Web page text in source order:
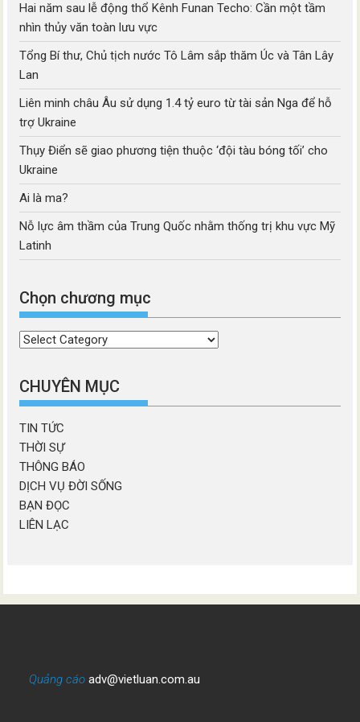
Hai năm sau lễ động thổ Kênh Funan Techo: Cần một tầm
nhìn thủy văn toàn lưu vực
Tổng Bí thư, Chủ tịch nước Tô Lâm sắp thăm Úc và Tân Lây
Lan
Liên minh châu Âu sử dụng 1.4 tỷ euro từ tài sản Nga để hỗ
trợ Ukraine
Thụy Điển sẽ giao phương tiện thuộc ‘đội tàu bóng tối’ cho
Ukraine
Ai là ma?
Nỗ lực âm thầm của Trung Quốc nhằm thống trị khu vực Mỹ
Latinh
Chọn chương mục
Chọn
mục
CHUYÊN MỤC
TIN TỨC
THỜI SỰ
THÔNG BÁO
DỊCH VỤ ĐỜI SỐNG
BẠN ĐỌC
LIÊN LẠC
Quảng cáo adv@vietluan.com.au